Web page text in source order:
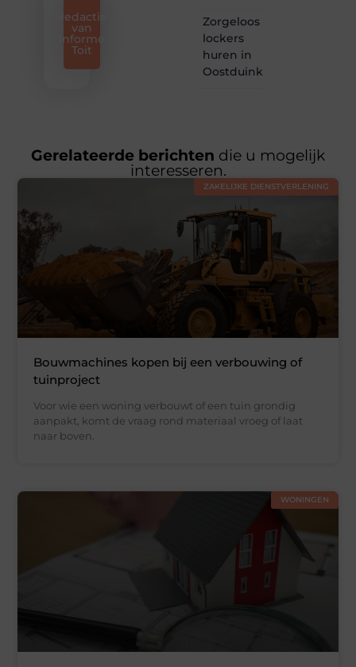
Redactie
van
Informe
Toit
Zorgeloos
lockers
huren in
Oostduinkerke
Gerelateerde berichten die u mogelijk
interesseren.
ZAKELIJKE DIENSTVERLENING
Bouwmachines kopen bij een verbouwing of
tuinproject
Voor wie een woning verbouwt of een tuin grondig
aanpakt, komt de vraag rond materiaal vroeg of laat
naar boven.
WONINGEN